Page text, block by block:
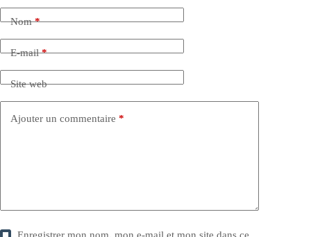
Nom*
E-mail*
Site web
Ajouter un commentaire *